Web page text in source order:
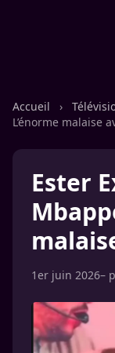
Accueil ›
L’énorme malaise
Ester
1er juin 2026–